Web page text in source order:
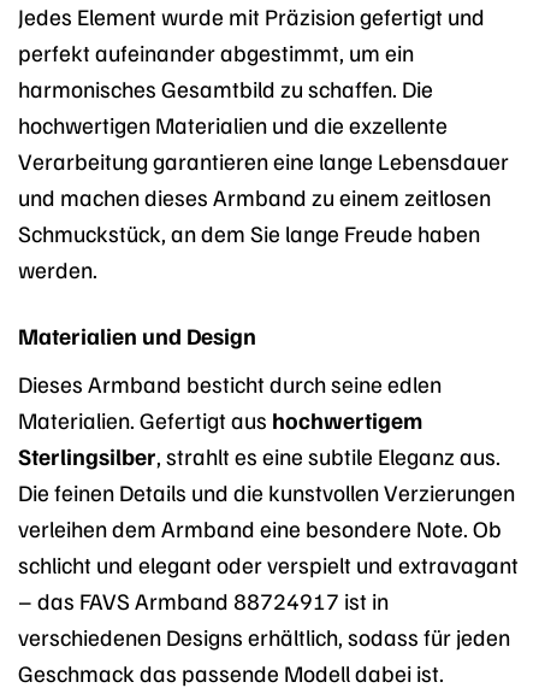
Jedes Element wurde mit Präzision gefertigt und
perfekt aufeinander abgestimmt, um ein
harmonisches Gesamtbild zu schaffen. Die
hochwertigen Materialien und die exzellente
Verarbeitung garantieren eine lange Lebensdauer
und machen dieses Armband zu einem zeitlosen
Schmuckstück, an dem Sie lange Freude haben
werden.
Materialien und Design
Dieses Armband besticht durch seine edlen
Materialien. Gefertigt aus hochwertigem
Sterlingsilber , strahlt es eine subtile Eleganz aus.
Die feinen Details und die kunstvollen Verzierungen
verleihen dem Armband eine besondere Note. Ob
schlicht und elegant oder verspielt und extravagant
– das FAVS Armband 88724917 ist in
verschiedenen Designs erhältlich, sodass für jeden
Geschmack das passende Modell dabei ist.